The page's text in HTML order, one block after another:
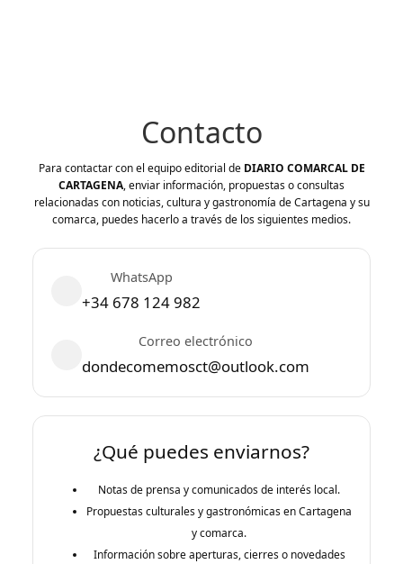
Contacto
Para contactar con el equipo editorial de DIARIO COMARCAL DE
CARTAGENA, enviar información, propuestas o consultas
relacionadas con noticias, cultura y gastronomía de Cartagena y su
comarca, puedes hacerlo a través de los siguientes medios.
WhatsApp
+34 678 124 982
Correo electrónico
dondecomemosct@outlook.com
¿Qué puedes enviarnos?
Notas de prensa y comunicados de interés local.
Propuestas culturales y gastronómicas en Cartagena
y comarca.
Información sobre aperturas, cierres o novedades